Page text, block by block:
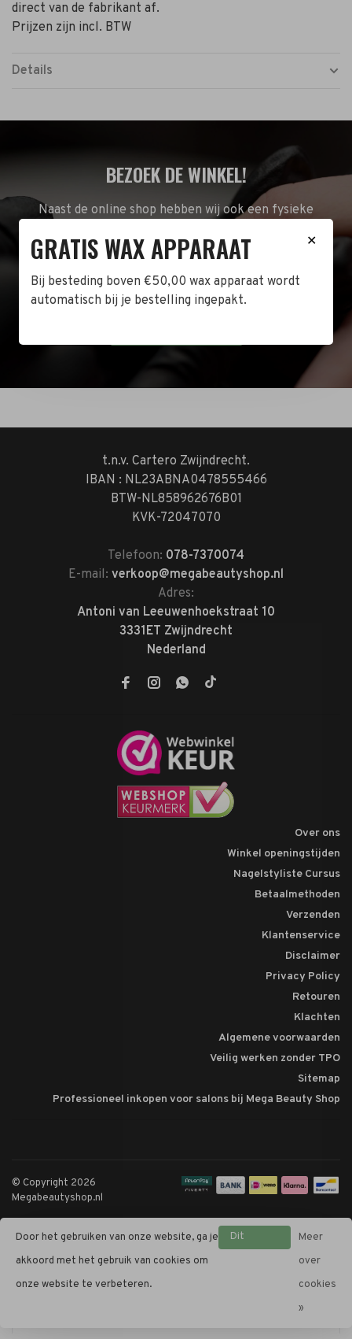
direct van de fabrikant af.
Prijzen zijn incl. BTW
Details
BEZOEK DE WINKEL!
Naast de online shop hebben wij ook een fysieke
Leeuwenhoekstraat 10. Kom op een doordeweekse
tussen 10:00 en 14:00.
t.n.v. Cartero Zwijndrecht.
IBAN : NL23ABNA0478555466
BTW-NL858962676B01
KVK-72047070
Telefoon: 078-7370074
E-mail: verkoop@megabeautyshop.nl
Adres:
Antoni van Leeuwenhoekstraat 10
3331ET Zwijndrecht
Nederland
Over ons
Winkel openingstijden
Nagelstyliste Cursus
Betaalmethoden
Verzenden
Klantenservice
Disclaimer
Privacy Policy
Retouren
Klachten
Algemene voorwaarden
Veilig werken zonder TPO
Sitemap
Professioneel inkopen voor salons bij Mega Beauty Shop
© Copyright 2026
Megabeautyshop.nl
Door het gebruiken van onze website, ga je
akkoord met het gebruik van cookies om
onze website te verbeteren.
Dit
Meer
over
cookies
»
✕
GRATIS WAX APPARAAT
Bij besteding boven €50,00 wax apparaat wordt
automatisch bij je bestelling ingepakt.